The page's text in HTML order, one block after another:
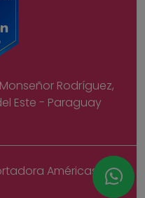
Rodríguez,
Este - Paraguay
Américas S.A